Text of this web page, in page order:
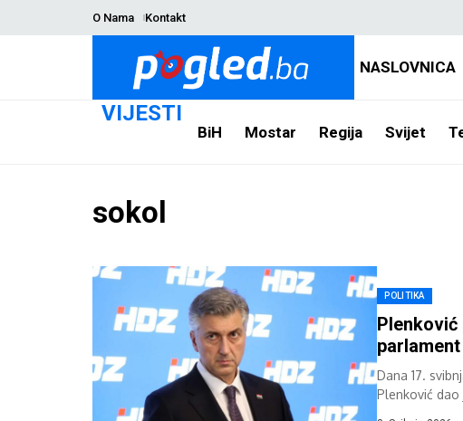
O Nama Kontakt
NASLOVNICA
VIJESTI
BiH Mostar Regija Svijet
sokol
POLITIKA
Plenković
Dana 17.
Plenković